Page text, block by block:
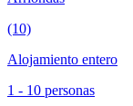
(10)
Alojamiento entero
1 - 10 personas